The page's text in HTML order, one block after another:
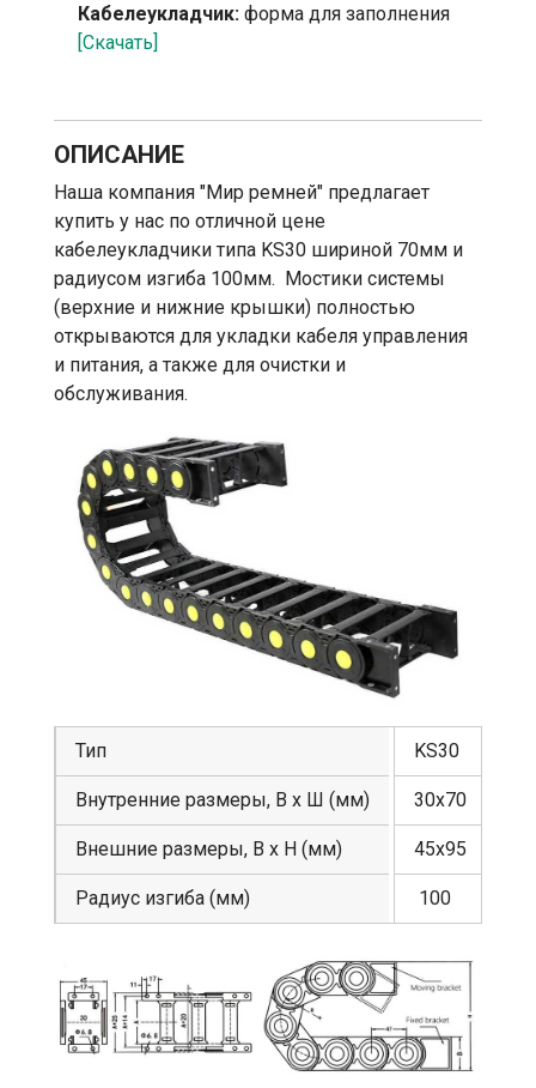
Кабелеукладчик: форма для заполнения
[Скачать]
ОПИСАНИЕ
Наша компания "Мир ремней" предлагает
купить у нас по отличной цене
кабелеукладчики типа KS30 шириной 70мм и
радиусом изгиба 100мм. Мостики системы
(верхние и нижние крышки) полностью
открываются для укладки кабеля управления
и питания, а также для очистки и
обслуживания.
Тип
Внутренние размеры, В х Ш (мм)
Внешние размеры, В х Н (мм)
Радиус изгиба (мм)
KS30
30х70
45х95
100